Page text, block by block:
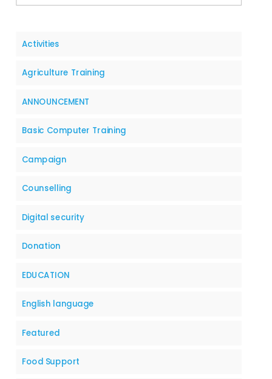
Activities
Agriculture Training
ANNOUNCEMENT
Basic Computer Training
Campaign
Counselling
Digital security
Donation
EDUCATION
English language
Featured
Food Support